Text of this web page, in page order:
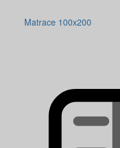
Matrace 100x200